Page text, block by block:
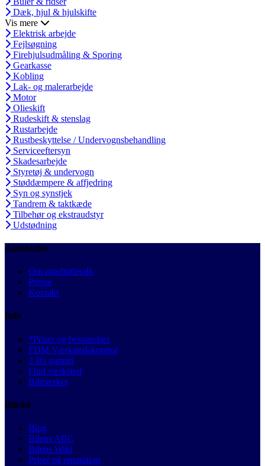
Dæk, hjul & hjulskifte
Vis mere
Elektrisk arbejde
Fejlsøgning
Firehjulsudmåling & Sporing
Gearkasse
Kobling
Lak- og malerarbejde
Motor
Olieskift
Rudeskift & stenslag
Rustarbejde
Rustbeskyttelse / Undervognsbehandling
Serviceeftersyn
Skadesarbejde
Styretøj & undervogn
Støddæmpere & affjedring
Syn og synstjek
Tandrem & taktkæde
Tilbehør og ekstraudstyr
Udstødning
Autobutler
Om autobutler.dk
Presse
Kontakt
Info
*Priser og besparelser
FDM Værkstedskontrol
3 års garanti
Find værksted
Bilmærker
Bilråd
Blog
Bilens ABC
Bilens Wiki
Priser på reparation